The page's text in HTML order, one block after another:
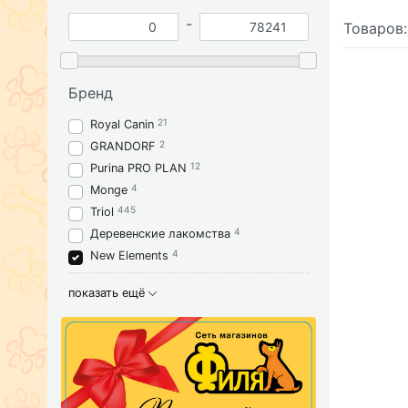
-
Бренд
Royal Canin 21
GRANDORF 2
Purina PRO PLAN 12
Monge 4
Triol 445
Деревенские лакомства 4
New Elements 4
показать ещё